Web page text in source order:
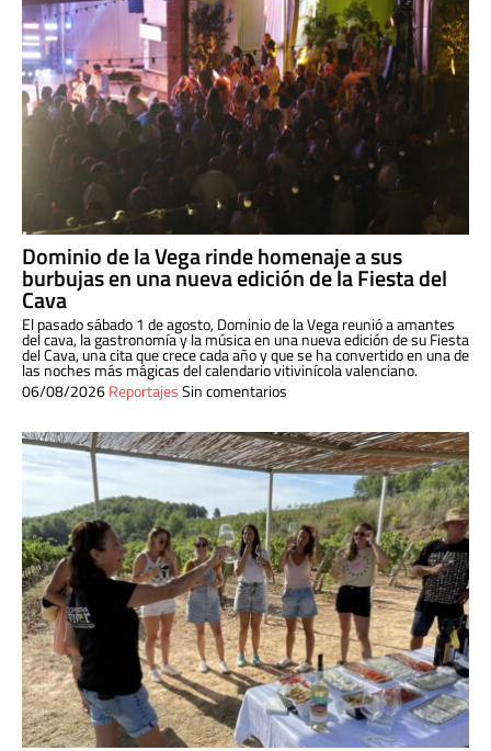
Dominio de la Vega rinde homenaje a sus
burbujas en una nueva edición de la Fiesta del
Cava
El pasado sábado 1 de agosto, Dominio de la Vega reunió a amantes
del cava, la gastronomía y la música en una nueva edición de su Fiesta
del Cava, una cita que crece cada año y que se ha convertido en una de
las noches más mágicas del calendario vitivinícola valenciano.
06/08/2026ReportajesSin comentarios